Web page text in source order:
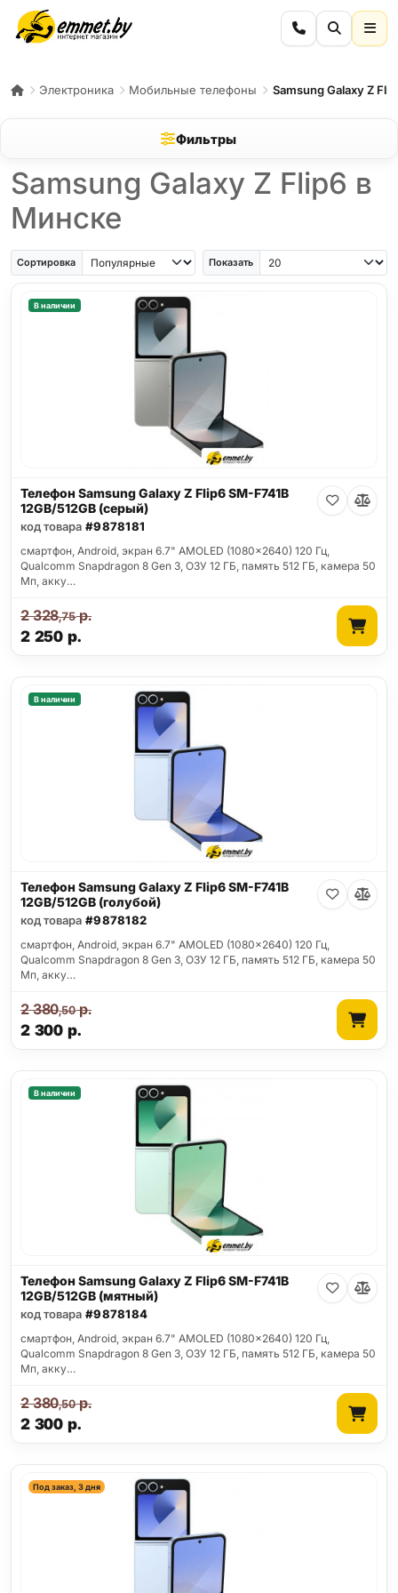
Электроника Мобильные телефоны Samsung Galaxy Z
Фильтры
Samsung Galaxy Z Flip6 в
Минске
Сортировка Показать
В наличии
Телефон Samsung Galaxy Z Flip6 SM-F741B
12GB/512GB (серый)
код товара #9878181
смартфон, Android, экран 6.7" AMOLED (1080x2640) 120 Гц,
Qualcomm Snapdragon 8 Gen 3, ОЗУ 12 ГБ, память 512 ГБ, камера 50
Мп, акку…
2 250 р.
2 328,75р.
В наличии
Телефон Samsung Galaxy Z Flip6 SM-F741B
12GB/512GB (голубой)
код товара #9878182
смартфон, Android, экран 6.7" AMOLED (1080x2640) 120 Гц,
Qualcomm Snapdragon 8 Gen 3, ОЗУ 12 ГБ, память 512 ГБ, камера 50
Мп, акку…
2 300 р.
2 380,50р.
В наличии
Телефон Samsung Galaxy Z Flip6 SM-F741B
12GB/512GB (мятный)
код товара #9878184
смартфон, Android, экран 6.7" AMOLED (1080x2640) 120 Гц,
Qualcomm Snapdragon 8 Gen 3, ОЗУ 12 ГБ, память 512 ГБ, камера 50
Мп, акку…
2 300 р.
2 380,50р.
Под заказ, 3 дня